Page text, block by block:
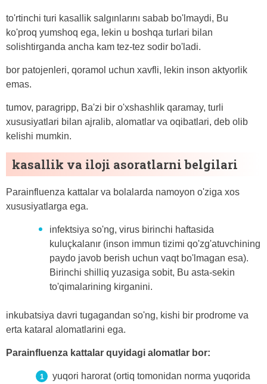
to'rtinchi turi kasallik salgınlarını sabab bo'lmaydi, Bu
ko'proq yumshoq ega, lekin u boshqa turlari bilan
solishtirganda ancha kam tez-tez sodir bo'ladi.
bor patojenleri, qoramol uchun xavfli, lekin inson aktyorlik
emas.
tumov, paragripp, Ba'zi bir o'xshashlik qaramay, turli
xususiyatlari bilan ajralib, alomatlar va oqibatlari, deb olib
kelishi mumkin.
kasallik va iloji asoratlarni belgilari
Parainfluenza kattalar va bolalarda namoyon o'ziga xos
xususiyatlarga ega.
infektsiya so'ng, virus birinchi haftasida
kuluçkalanır (inson immun tizimi qo'zg'atuvchining
paydo javob berish uchun vaqt bo'lmagan esa).
Birinchi shilliq yuzasiga sobit, Bu asta-sekin
to'qimalarining kirganini.
inkubatsiya davri tugagandan so'ng, kishi bir prodrome va
erta kataral alomatlarini ega.
Parainfluenza kattalar quyidagi alomatlar bor:
yuqori harorat (ortiq tomonidan norma yuqorida